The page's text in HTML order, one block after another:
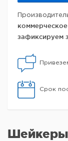
зафиксируем
Срок
Шейкеры